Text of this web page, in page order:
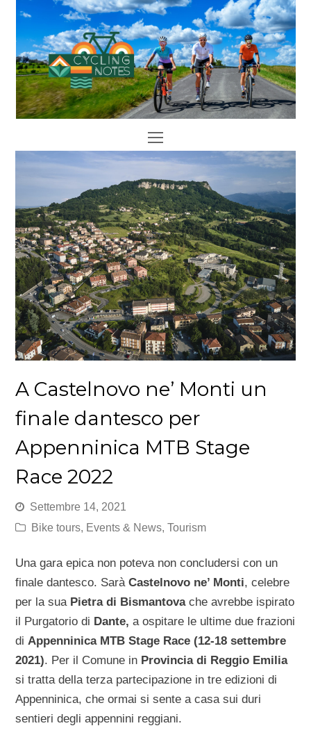
Open
Mobile
Menu
A Castelnovo ne’ Monti un
finale dantesco per
Appenninica MTB Stage
Race 2022
Settembre 14, 2021
Bike tours, Events & News,Tourism
Una gara epica non poteva non concludersi con un
finale dantesco. SaràCastelnovo ne’ Monti, celebre
per la sua Pietra di Bismantovache avrebbe ispirato
il Purgatorio di Dante, a ospitare le ultime due frazioni
di Appenninica MTB Stage Race (12-18 settembre
2021). Per il Comune in Provincia di Reggio Emilia
si tratta della terza partecipazione in tre edizioni di
Appenninica, che ormai si sente a casa sui duri
sentieri degli appennini reggiani.